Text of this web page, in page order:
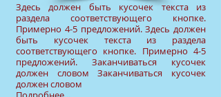
Здесь должен быть кусочек текста из
раздела соответствующего кнопке.
Примерно 4-5 предложений. Здесь должен
быть кусочек текста из раздела
соответствующего кнопке. Примерно 4-5
предложений. Заканчиваться кусочек
должен словом Заканчиваться кусочек
должен словом